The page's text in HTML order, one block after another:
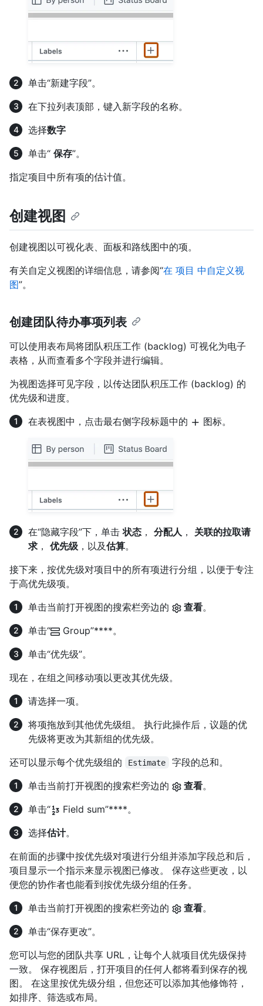
单击“新建字段”。
在下拉列表顶部，键入新字段的名称。
选择数字
单击“ 保存”。
指定项目中所有项的估计值。
创建视图
创建视图以可视化表、面板和路线图中的项。
有关自定义视图的详细信息，请参阅“在 项目 中自定义视
图”。
创建团队待办事项列表
可以使用表布局将团队积压工作 (backlog) 可视化为电子
表格，从而查看多个字段并进行编辑。
为视图选择可见字段，以传达团队积压工作 (backlog) 的
优先级和进度。
在表视图中，点击最右侧字段标题中的
图标。
在“隐藏字段”下，单击状态 ， 分配人 ， 关联的拉取请
求 ， 优先级 ，以及估算。
接下来，按优先级对项目中的所有项进行分组，以便于专注
于高优先级项。
单击当前打开视图的搜索栏旁边的
查看。
单击“
Group”****。
单击“优先级”。
现在，在组之间移动项以更改其优先级。
请选择一项。
将项拖放到其他优先级组。 执行此操作后，议题的优
先级将更改为其新组的优先级。
还可以显示每个优先级组的
Estimate
字段的总和。
单击当前打开视图的搜索栏旁边的
查看。
单击“
Field sum”****。
选择估计。
在前面的步骤中按优先级对项进行分组并添加字段总和后，
项目显示一个指示来显示视图已修改。 保存这些更改，以
便您的协作者也能看到按优先级分组的任务。
单击当前打开视图的搜索栏旁边的
查看。
单击“保存更改”。
您可以与您的团队共享 URL，让每个人就项目优先级保持
一致。 保存视图后，打开项目的任何人都将看到保存的视
图。 在这里按优先级分组，但您还可以添加其他修饰符，
如排序、筛选或布局。